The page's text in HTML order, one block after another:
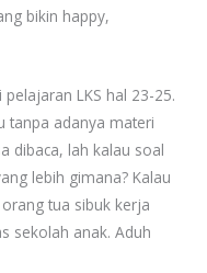
bikin happy,
LKS hal 23-25.
tanpa adanya materi
dibaca, lah kalau soal
lebih gimana? Kalau
tua sibuk kerja
sekolah anak. Aduh